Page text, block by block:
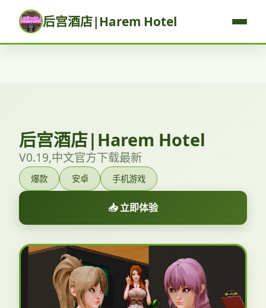
后宫酒店|Harem Hotel
后宫酒店|Harem Hotel
V0.19,中文官方下载最新
爆款 安卓 手机游戏
📥 立即体验